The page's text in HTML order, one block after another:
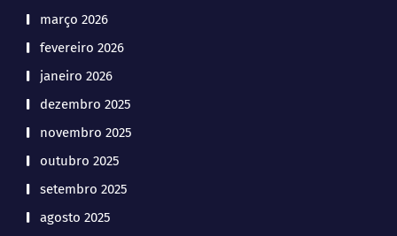
março 2026
fevereiro 2026
janeiro 2026
dezembro 2025
novembro 2025
outubro 2025
setembro 2025
agosto 2025